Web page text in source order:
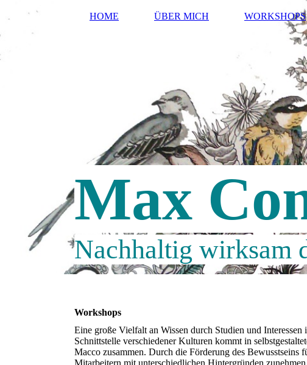
HOME ÜBER MICH WORKSHOPS
Max
Nachhaltig wirksam
Workshops
Eine große Vielfalt an Wissen durch Studien und
Schnittstelle verschiedener Kulturen kommt in
Macco zusammen. Durch die Förderung des